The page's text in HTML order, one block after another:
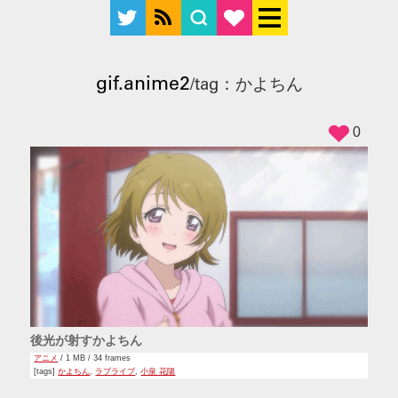
gif.anime2/tag：かよちん
後光が射すかよちん
アニメ / 1 MB / 34 frames
[tags]かよちん, ラブライブ,小泉 花陽
0